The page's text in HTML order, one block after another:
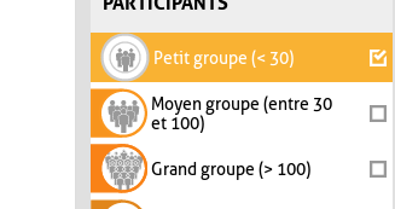
Petit groupe (< 30)
Moyen groupe (entre 30
et 100)
Grand groupe (> 100)